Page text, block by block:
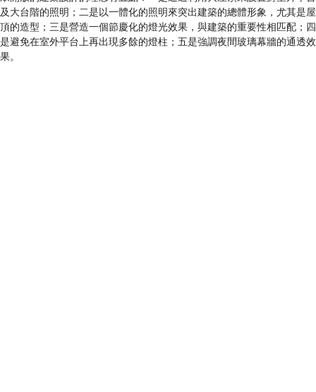
及大台階的照明；二是以一體化的照明來突出建築的總體形象，尤其是屋
頂的造型；三是營造一個節慶化的燈光效果，與建築的重要性相匹配；四
是避免在室外平台上再出現多餘的燈柱；五是強調夜間玻璃幕牆的通透效
果。